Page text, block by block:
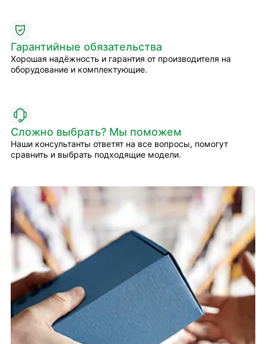
Гарантийные обязательства
Хорошая надёжность и гарантия от производителя на
оборудование и комплектующие.
Сложно выбрать? Мы поможем
Наши консультанты ответят на все вопросы, помогут
сравнить и выбрать подходящие модели.